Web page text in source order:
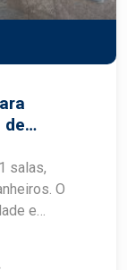
de
salas,
O
e
além do